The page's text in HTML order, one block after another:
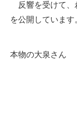
反響を受けて、
を公開しています
本物の大泉さん